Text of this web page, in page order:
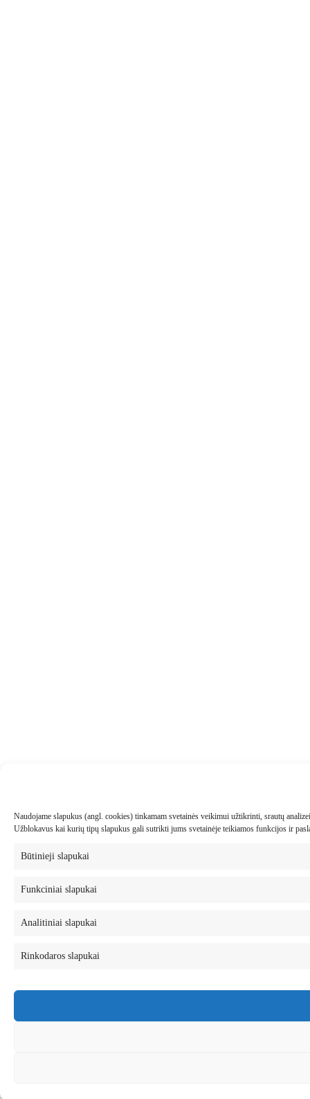
Naudojame slapukus (angl. cookies) tinkamam svetainės veikimui užtikrinti, srautų
Užblokavus kai kurių tipų slapukus gali sutrikti jums svetainėje teikiamos funkcijos ir
Būtinieji slapukai
Funkciniai slapukai
Analitiniai slapukai
Rinkodaros slapukai